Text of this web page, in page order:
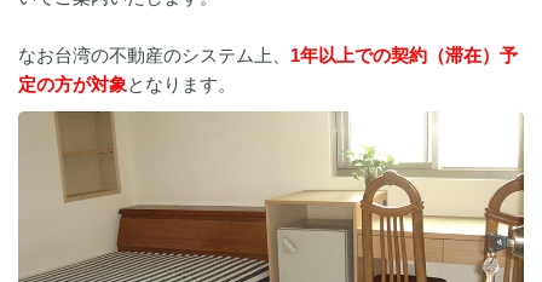
なお台湾の不動産のシステム上、 1年以上での契約（滞在）予
定の方が対象となります。